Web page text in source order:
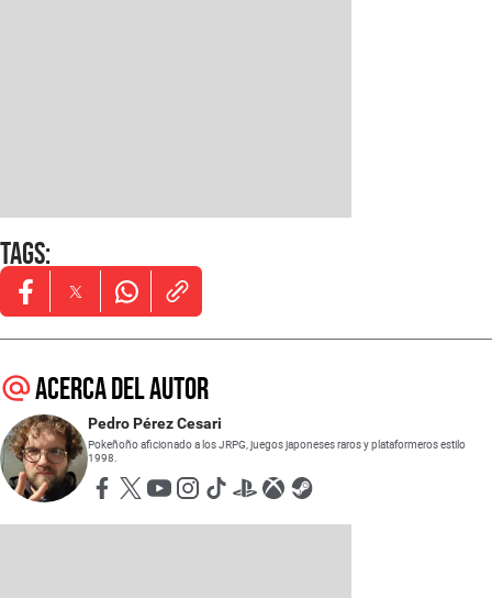
Tags:
Opens in new window
Opens in new window
Opens in new window
Acerca del autor
Pedro Pérez Cesari
Pokeñoño aficionado a los JRPG, juegos japoneses raros y plataformeros estilo
1998.
Opens in new window
Opens in new window
Opens in new window
Opens in new window
Opens in new window
Opens in new window
Opens in new window
Opens in new window